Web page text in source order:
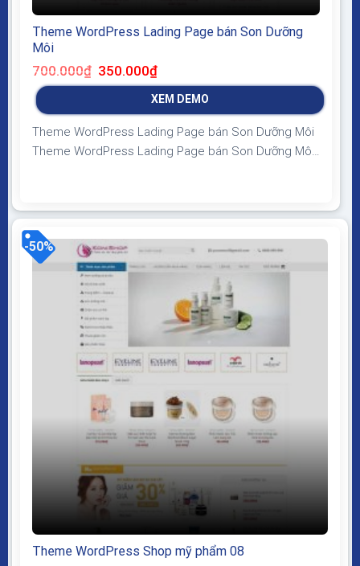
Theme WordPress Lading Page bán Son Dưỡng
Môi
700.000₫ Giá
gốc
là:
350.000₫Giá
tại
là:
XEM DEMO
Theme WordPress Lading Page bán Son Dưỡng Môi
Theme WordPress Lading Page bán Son Dưỡng Môi
mã nguồn mở WordPress dễ dàng sử dụng Thiết kế
chuẩn SEO, load nhanh nhẹ tối ưu với các công...
-50%
Theme WordPress Shop mỹ phẩm 08